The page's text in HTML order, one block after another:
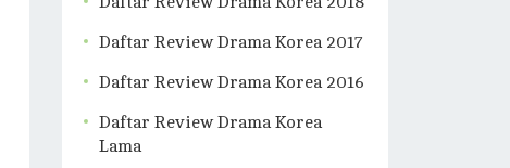
Daftar Review Drama Korea 2017
Daftar Review Drama Korea 2016
Daftar Review Drama Korea
Lama